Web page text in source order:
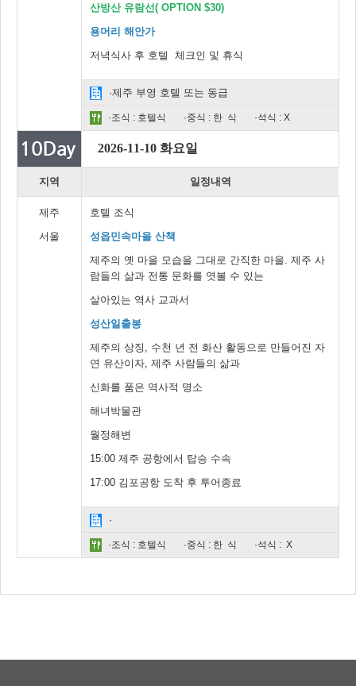
산방산 유람선( OPTION $30)
용머리 해안가
저녁식사 후 호텔 체크인 및 휴식
·제주 부영 호텔 또는 동급
·조식 : 호텔식 ·중식 : 한 식 ·석식 : X
2026-11-10 화요일
지역 일정내역
제주
서울
호텔 조식
성읍민속마을 산책
제주의 옛 마을 모습을 그대로 간직한 마을. 제주 사
람들의 삶과 전통 문화를 엿볼 수 있는
살아있는 역사 교과서
성산일출봉
제주의 상징, 수천 년 전 화산 활동으로 만들어진 자
연 유산이자, 제주 사람들의 삶과
신화를 품은 역사적 명소
해녀박물관
월정해변
15:00 제주 공항에서 탑승 수속
17:00 김포공항 도착 후 투어종료
·
·조식 : 호텔식 ·중식 : 한 식 ·석식 : X